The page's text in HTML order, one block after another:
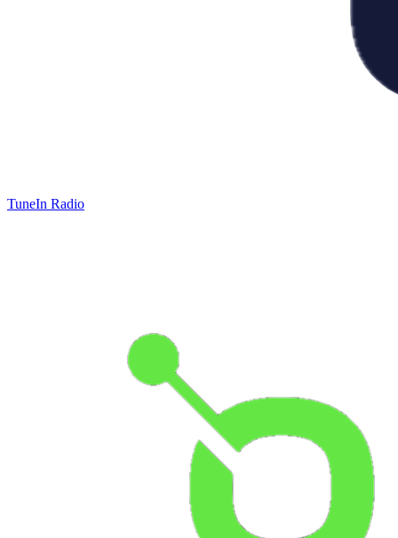
TuneIn Radio